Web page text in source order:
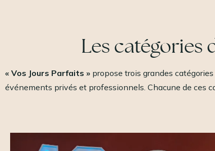
Les catégories
« Vos Jours Parfaits » propose trois grandes catégories
événements privés et professionnels. Chacune de ces